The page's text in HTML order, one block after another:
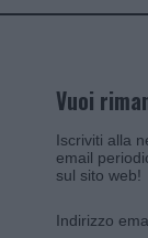
Vuoi
Iscriviti alla
email
sul sito web!
Indirizzo